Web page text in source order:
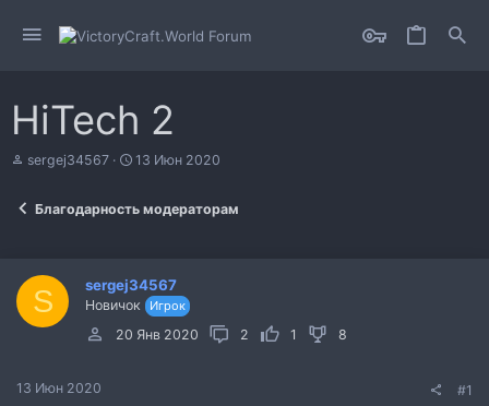
HiTech 2
А
ы
sergej34567
Д
а
а
л
а
13 Июн 2020
Благодарность модераторам
S sergej34567
Новичок Игрок
20 Янв 2020 2 1 8
13 Июн 2020 #1